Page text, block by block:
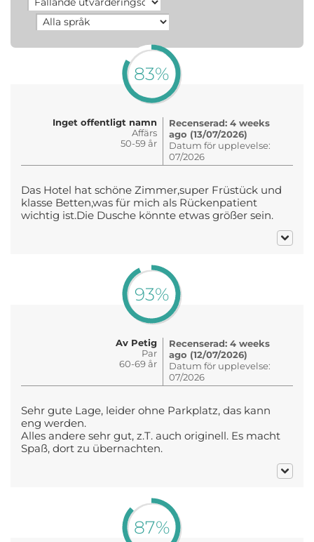
83%
Inget offentligt namn
Affärs
50-59 år
Recenserad: 4 weeks
ago (13/07/2026)
Datum för upplevelse:
07/2026
Das Hotel hat schöne Zimmer,super Früstück und
klasse Betten,was für mich als Rückenpatient
wichtig ist.Die Dusche könnte etwas größer sein.
93%
Av Petig
Par
60-69 år
Recenserad: 4 weeks
ago (12/07/2026)
Datum för upplevelse:
07/2026
Sehr gute Lage, leider ohne Parkplatz, das kann
eng werden.
Alles andere sehr gut, z.T. auch originell. Es macht
Spaß, dort zu übernachten.
87%